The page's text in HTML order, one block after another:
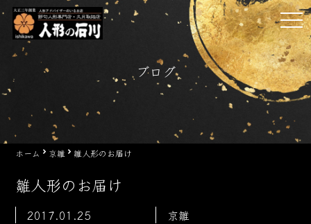
Skip
content
ブログ
ホーム 京雛 雛人形のお届け
雛人形のお届け
2017.01.25 京雛